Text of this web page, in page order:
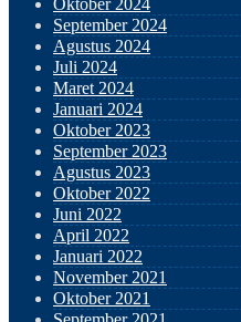
Oktober 2024
September 2024
Agustus 2024
Juli 2024
Maret 2024
Januari 2024
Oktober 2023
September 2023
Agustus 2023
Oktober 2022
Juni 2022
April 2022
Januari 2022
November 2021
Oktober 2021